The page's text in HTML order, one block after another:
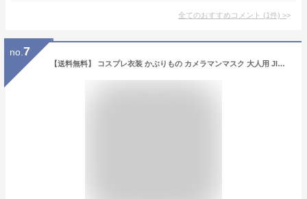
全てのおすすめコメント (1件) >
no. 7
【送料無料】 コスプレ衣装 かぶりもの カメラマンマスク 大人用 JIG267308 映画泥棒 仮装 覆面